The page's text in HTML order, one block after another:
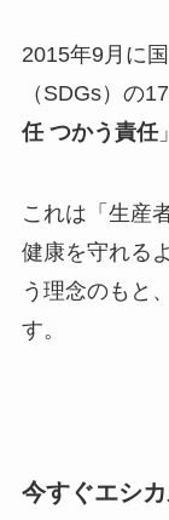
2015年9月に
（SDGs）の
任 つかう責任
これは「生産
健康を守れる
う理念のもと
す。
今すぐエシ